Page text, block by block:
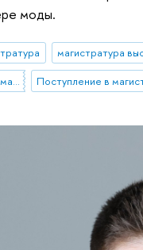
моды.
магистратура
Маркетинг: цифровые технологии и маркетинговые коммуникации
Поступление в